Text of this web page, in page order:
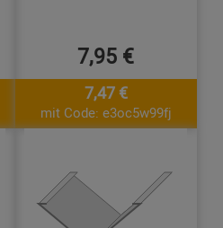
7,95 €
7,47 €
mit Code: e3oc5w99fj